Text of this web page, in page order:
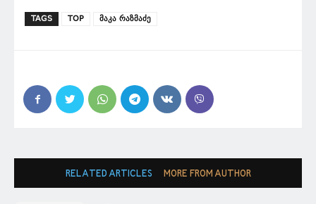
TAGS TOP მაკა რაზმაძე
RELATED ARTICLES MORE FROM AUTHOR